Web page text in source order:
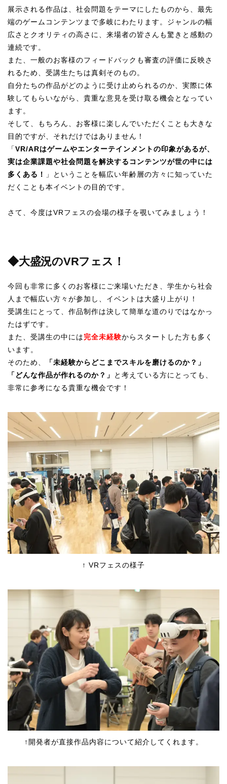
展示される作品は、社会問題をテーマにしたものから、最先
端のゲームコンテンツまで多岐にわたります。ジャンルの幅
広さとクオリティの高さに、来場者の皆さんも驚きと感動の
連続です。
また、一般のお客様のフィードバックも審査の評価に反映さ
れるため、受講生たちは真剣そのもの。
自分たちの作品がどのように受け止められるのか、実際に体
験してもらいながら、貴重な意見を受け取る機会となってい
ます。
そして、もちろん、お客様に楽しんでいただくことも大きな
目的ですが、それだけではありません！
「VR/ARはゲームやエンターテインメントの印象があるが、
実は企業課題や社会問題を解決するコンテンツが世の中には
多くある！
」ということを幅広い年齢層の方々に知っていた
だくことも本イベントの目的です。
さて、今度はVRフェスの会場の様子を覗いてみましょう！
◆大盛況のVRフェス！
今回も非常に多くのお客様にご来場いただき、学生から社会
人まで幅広い方々が参加し、イベントは大盛り上がり！
受講生にとって、作品制作は決して簡単な道のりではなかっ
たはずです。
また、受講生の中には完全未経験からスタートした方も多く
います。
そのため、
「未経験からどこまでスキルを磨けるのか？」
「どんな作品が作れるのか？」
と考えている方にとっても、
非常に参考になる貴重な機会です！
↑ VRフェスの様子
↑開発者が直接作品内容について紹介してくれます。